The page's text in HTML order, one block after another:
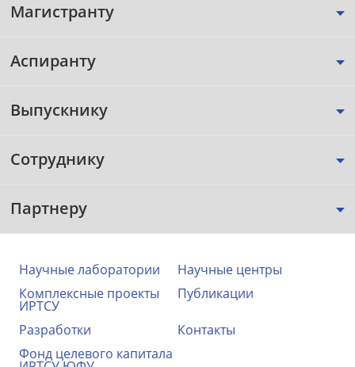
Магистранту
Аспиранту
Выпускнику
Сотруднику
Партнеру
Научные лаборатории
Научные центры
Комплексные проекты
ИРТСУ
Публикации
Разработки
Контакты
Фонд целевого капитала